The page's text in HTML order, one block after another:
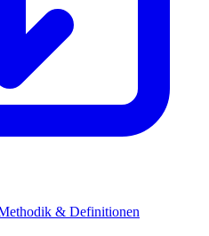
& Definitionen